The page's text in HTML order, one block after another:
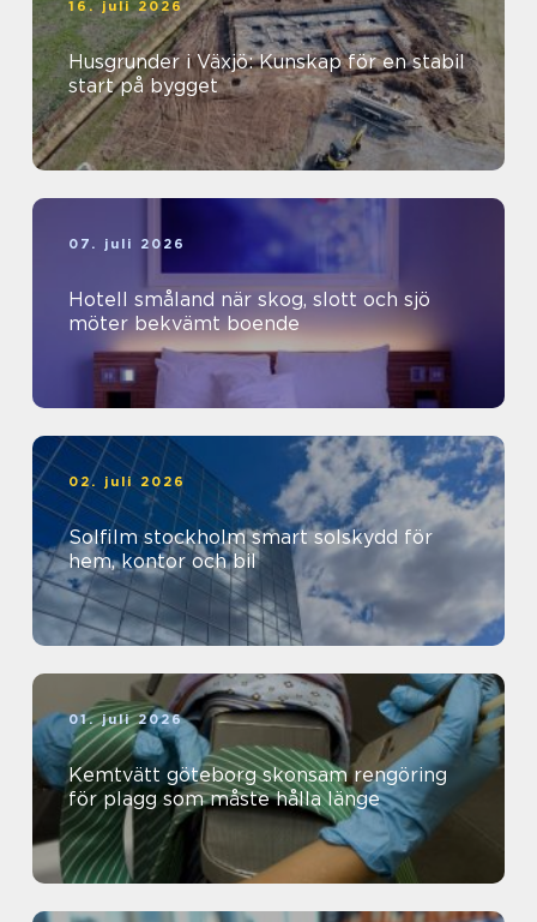
16. juli 2026
Husgrunder i Växjö: Kunskap för en stabil
start på bygget
07. juli 2026
Hotell småland när skog, slott och sjö
möter bekvämt boende
02. juli 2026
Solfilm stockholm smart solskydd för
hem, kontor och bil
01. juli 2026
Kemtvätt göteborg skonsam rengöring
för plagg som måste hålla länge